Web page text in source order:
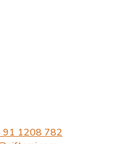
91 1208 782